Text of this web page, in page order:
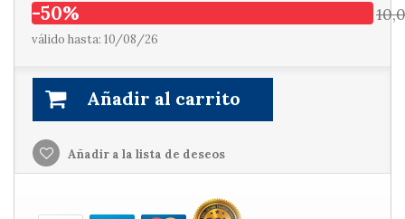
-50%
válido hasta: 10/08/26
Añadir al carrito
Añadir a la lista de deseos